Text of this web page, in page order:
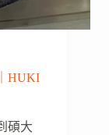
HUKI
碩大